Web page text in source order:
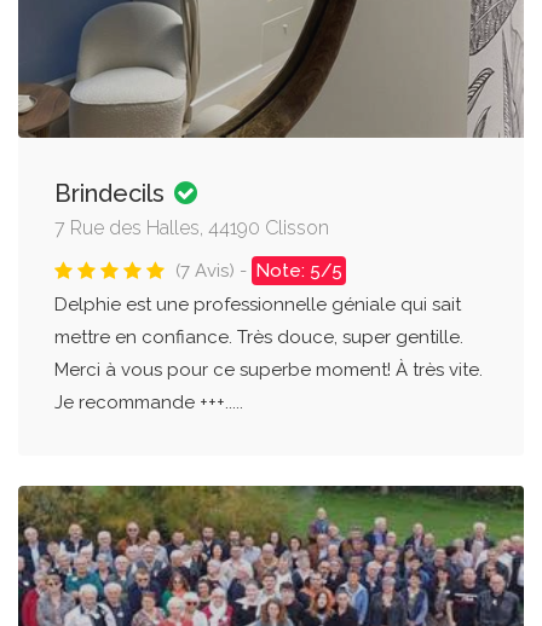
Brindecils
7 Rue des Halles, 44190 Clisson
(7 Avis) - Note: 5/5
Delphie est une professionnelle géniale qui sait
mettre en confiance. Très douce, super gentille.
Merci à vous pour ce superbe moment! À très vite.
Je recommande +++.....